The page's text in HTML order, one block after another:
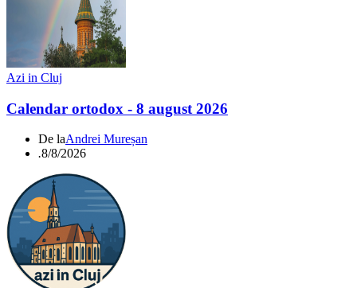
Azi in Cluj
Calendar ortodox - 8 august 2026
De laAndrei Mureșan
.8/8/2026